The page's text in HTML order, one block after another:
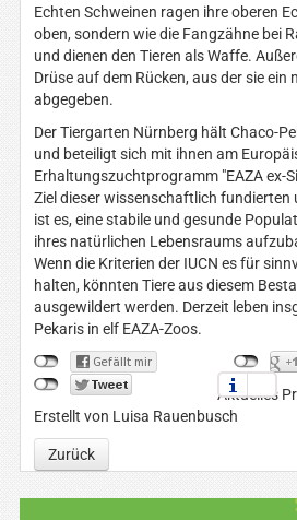
Echten Schweinen ragen ihre oberen
oben, sondern wie die Fangzähne bei
und dienen den Tieren als Waffe.
Drüse auf dem Rücken, aus der sie ein
abgegeben.
Der Tiergarten Nürnberg hält Chaco-
und beteiligt sich mit ihnen am
Erhaltungszuchtprogramm "EAZA ex-
Ziel dieser wissenschaftlich fundierten
ist es, eine stabile und gesunde
ihres natürlichen Lebensraums
Wenn die Kriterien der IUCN es für
halten, könnten Tiere aus diesem
ausgewildert werden. Derzeit leben
Pekaris in elf EAZA-Zoos.
Aktuelles
Erstellt von Luisa Rauenbusch
Zurück